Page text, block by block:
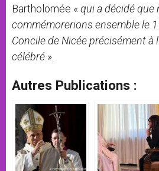
Bartholomée « qui a décidé que
commémorerions ensemble le
Concile de Nicée précisément à
célébré ».
Autres Publications :